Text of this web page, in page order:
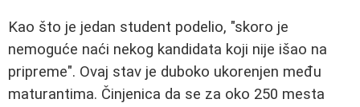
Kao što je jedan student podelio, "skoro je
nemoguće naći nekog kandidata koji nije išao na
pripreme". Ovaj stav je duboko ukorenjen među
maturantima. Činjenica da se za oko 250 mesta